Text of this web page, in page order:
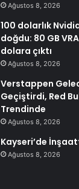
Ağustos 8, 2026
100 dolarlık
doğdu: 80 GB
dolara çıktı
Ağustos 8, 2026
Verstappen
Geçiştirdi, Red
Trendinde
Ağustos 8, 2026
Kayseri’de
Ağustos 8, 2026